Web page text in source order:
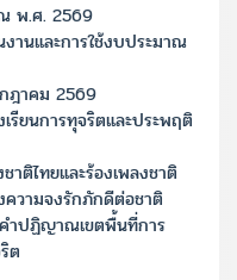
พ.ศ. 2569
งานและการใช้งบประมาณ
ฎาคม 2569
รียนการทุจริตและประพฤติ
ติไทยและร้องเพลงชาติ
ความจงรักภักดีต่อชาติ
ำปฏิญาณเขตพื้นที่การ
ต